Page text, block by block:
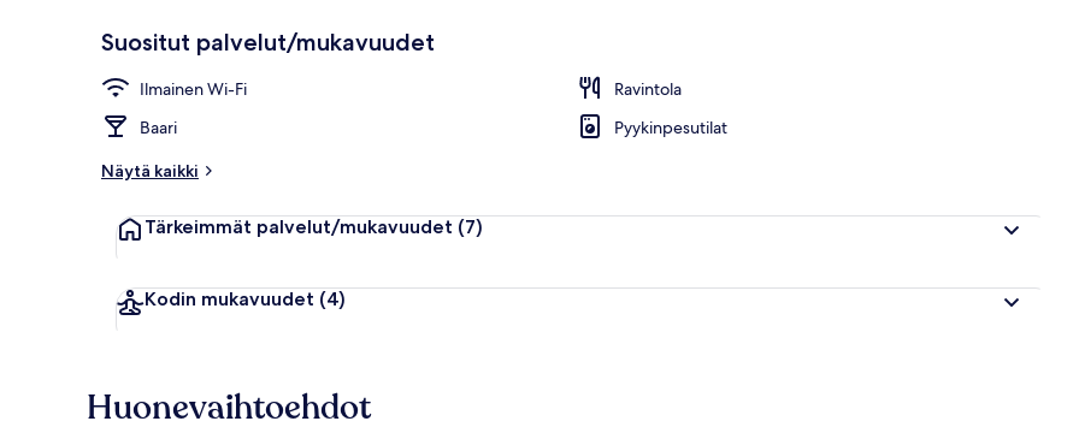
Majoituspaikan julkisivu
Suositut palvelut/mukavuudet
Ilmainen Wi-Fi
Ravintola
Baari
Pyykinpesutilat
Näytä kaikki
Tärkeimmät palvelut/mukavuudet (7)
Kodin mukavuudet (4)
Huonevaihtoehdot